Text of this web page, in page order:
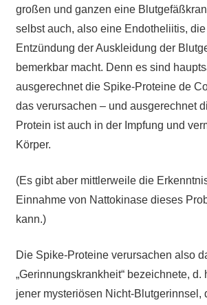
großen und ganzen eine
selbst auch, also eine Endotheliitis,
Entzündung der Auskleidung der
bemerkbar macht. Denn es sind
ausgerechnet die Spike-Proteine de
das verursachen – und ausgerechnet
Protein ist auch in der Impfung und
Körper.
(Es gibt aber mittlerweile die
Einnahme von Nattokinase dieses
kann.)
Die Spike-Proteine verursachen also
„Gerinnungskrankheit“ bezeichnete, d.
jener mysteriösen Nicht-Blutgerinnsel,